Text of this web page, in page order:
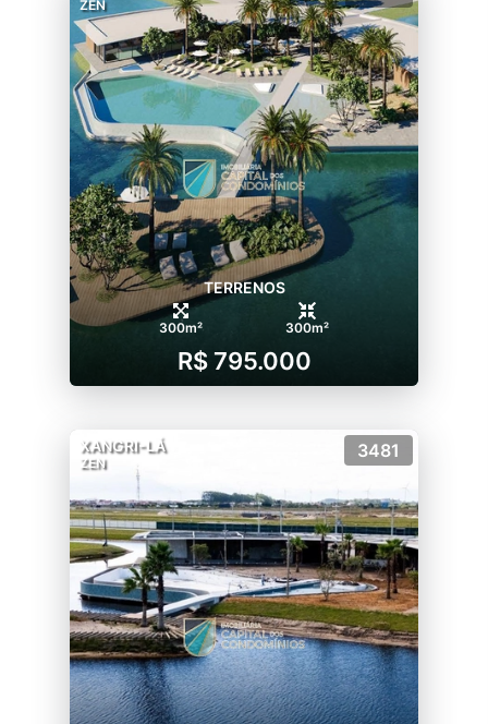
ZEN
TERRENOS
300m² 300m²
R$ 795.000
XANGRI-LÁ
ZEN
3481